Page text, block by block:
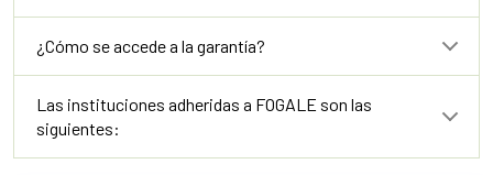
¿Cómo se accede a la garantía?
Las instituciones adheridas a FOGALE son las
siguientes: